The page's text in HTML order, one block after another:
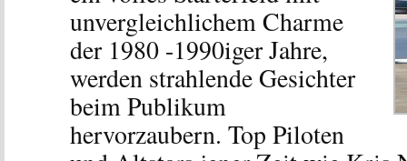
unvergleichlichem Charme
der 1980 -1990iger Jahre,
werden strahlende Gesichter
beim Publikum
hervorzaubern. Top Piloten